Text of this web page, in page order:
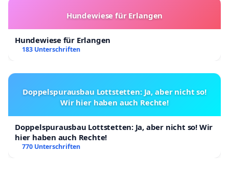
Hundewiese für Erlangen
Hundewiese für Erlangen
183 Unterschriften
Doppelspurausbau Lottstetten: Ja, aber nicht so!
Wir hier haben auch Rechte!
Doppelspurausbau Lottstetten: Ja, aber nicht so! Wir
hier haben auch Rechte!
770 Unterschriften